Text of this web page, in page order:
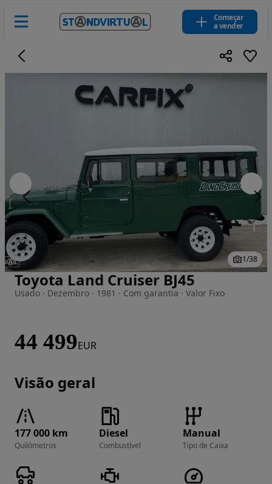
Começar
a vender
Imagem 1 de 38
1/38
Toyota Land Cruiser BJ45
Usado · Dezembro · 1981 · Com garantia · Valor Fixo
44 499EUR
Visão geral
177 000 km
Quilómetros
Diesel
Combustível
Manual
Tipo de Caixa